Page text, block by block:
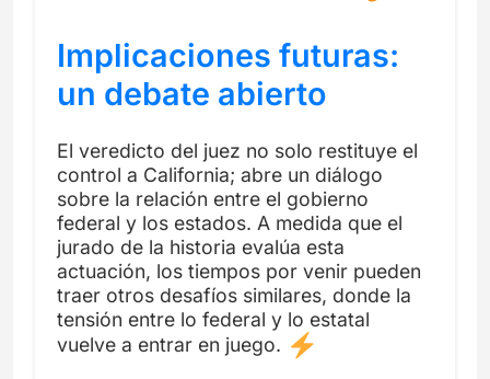
Implicaciones futuras:
un debate abierto
El veredicto del juez no solo restituye el
control a California; abre un diálogo
sobre la relación entre el gobierno
federal y los estados. A medida que el
jurado de la historia evalúa esta
actuación, los tiempos por venir pueden
traer otros desafíos similares, donde la
tensión entre lo federal y lo estatal
vuelve a entrar en juego.